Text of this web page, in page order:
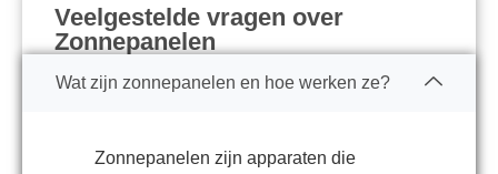
Veelgestelde vragen over
Zonnepanelen
Wat zijn zonnepanelen en hoe werken ze?
Zonnepanelen zijn apparaten die